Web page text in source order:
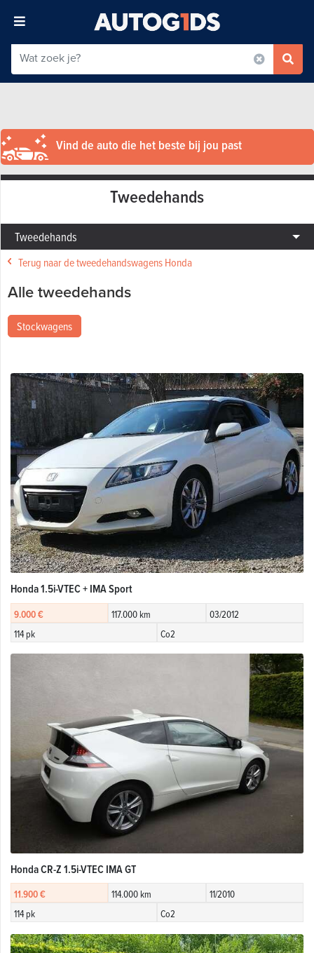
Vind de auto die het beste bij jou past
Tweedehands
Tweedehands
Terug naar de tweedehandswagens Honda
Alle tweedehands
Stockwagens
Honda 1.5i-VTEC + IMA Sport
9.000 € 117.000 km
03/2012
114 pk
Co2
Honda CR-Z 1.5i-VTEC IMA GT
11.900 € 114.000 km
11/2010
114 pk
Co2